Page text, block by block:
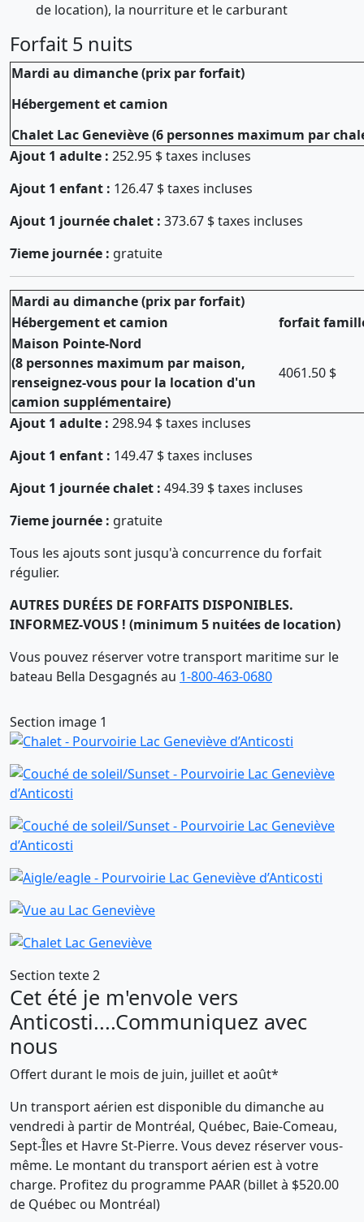
de location), la nourriture et le carburant
Forfait 5 nuits
Mardi au dimanche (prix par forfait)
Hébergement et camion
Chalet Lac Geneviève (6 personnes maximum par
Ajout 1 adulte : 252.95 $ taxes incluses
Ajout 1 enfant : 126.47 $ taxes incluses
Ajout 1 journée chalet : 373.67 $ taxes incluses
7ieme journée : gratuite
Mardi au dimanche (prix par forfait)
Hébergement et camion
forfait
Maison Pointe-Nord
(8 personnes maximum par maison,
renseignez-vous pour la location d'un
camion supplémentaire)
4061.50 $
Ajout 1 adulte : 298.94 $ taxes incluses
Ajout 1 enfant : 149.47 $ taxes incluses
Ajout 1 journée chalet : 494.39 $ taxes incluses
7ieme journée : gratuite
Tous les ajouts sont jusqu'à concurrence du forfait
régulier.
AUTRES DURÉES DE FORFAITS DISPONIBLES.
INFORMEZ-VOUS ! (minimum 5 nuitées de location)
Vous pouvez réserver votre transport maritime sur le
bateau Bella Desgagnés au 1-800-463-0680
Section image 1
Section texte 2
Cet été je m'envole vers
Anticosti....Communiquez avec
nous
Offert durant le mois de juin, juillet et août*
Un transport aérien est disponible du dimanche au
vendredi à partir de Montréal, Québec, Baie-Comeau,
Sept-Îles et Havre St-Pierre. Vous devez réserver vous-
même. Le montant du transport aérien est à votre
charge. Profitez du programme PAAR (billet à $520.00
de Québec ou Montréal)